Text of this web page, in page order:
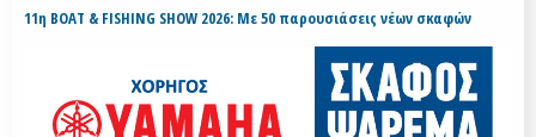
11η BOAT & FISHING SHOW 2026: Με 50 παρουσιάσεις νέων σκαφών